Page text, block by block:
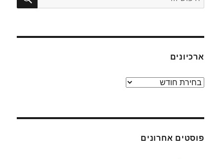
ארכיונים
ארכיונים
פוסטים אחרונים